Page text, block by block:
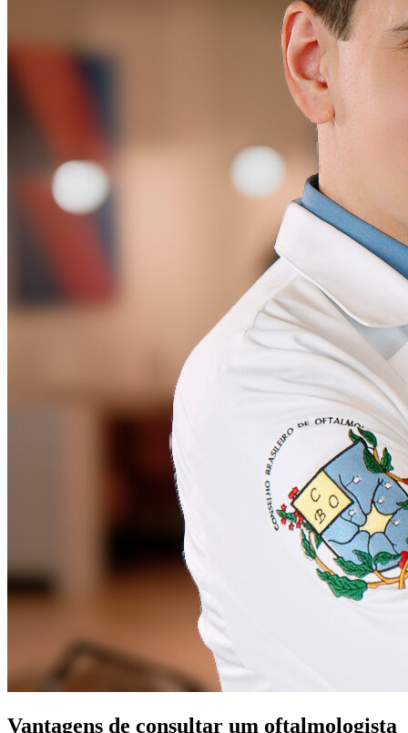
Vantagens de consultar um oftalmologista